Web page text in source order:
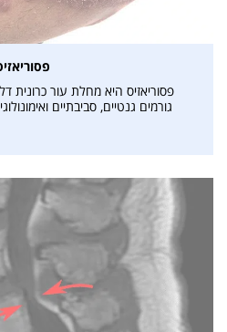
פסוריאזיס היא מחלת עור כרונית
גורמים גנטיים, סביבתיים